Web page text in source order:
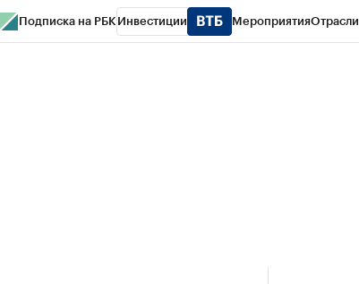
Подписка на РБК Инвестиции МероприятияОтрасли